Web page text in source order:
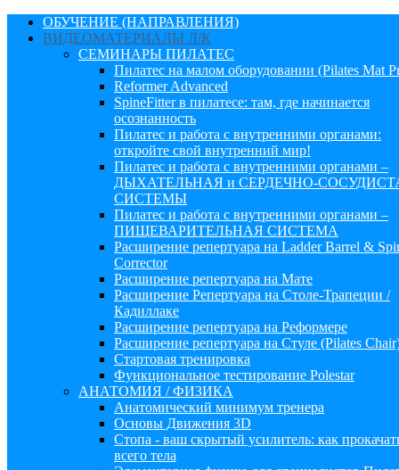
ОБУЧЕНИЕ (НАПРАВЛЕНИЯ)
ВИДЕОМАТЕРИАЛЫ Л/К
СЕМИНАРЫ ПИЛАТЕС
Пилатес на малом оборудовании (Pilates Mat
Reformer Advanced
SpineFitter в пилатесе: там, где начинается
осознанность
Пилатес и работа с внутренними органами:
откройте свой внутренний мир!
Пилатес и работа с внутренними органами –
ДЫХАТЕЛЬНАЯ и СЕРДЕЧНО-
СИСТЕМЫ
Пилатес и работа с внутренними органами –
ПИЩЕВАРИТЕЛЬНАЯ СИСТЕМА
Расширение репертуара на Ladder Barrel &
Corrector
Расширение репертуара на Мате
Расширение Репертуара на Столе-Трапеции /
Кадиллаке
Расширение репертуара на Реформере
Расширение репертуара на Стуле (Pilates
Стартовая тренировка
Функциональное тестирование Polestar
АНАТОМИЯ / ФИЗИКА
Анатомический минимум тренера
Основы Движения 3D
Стопа - ваш скрытый усилитель: как
всего тела